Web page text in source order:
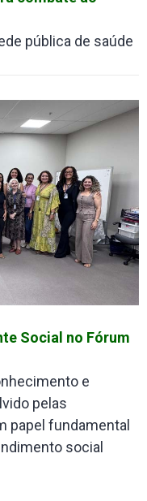
pública de saúde
Social no Fórum
e
pelas
papel fundamental
social